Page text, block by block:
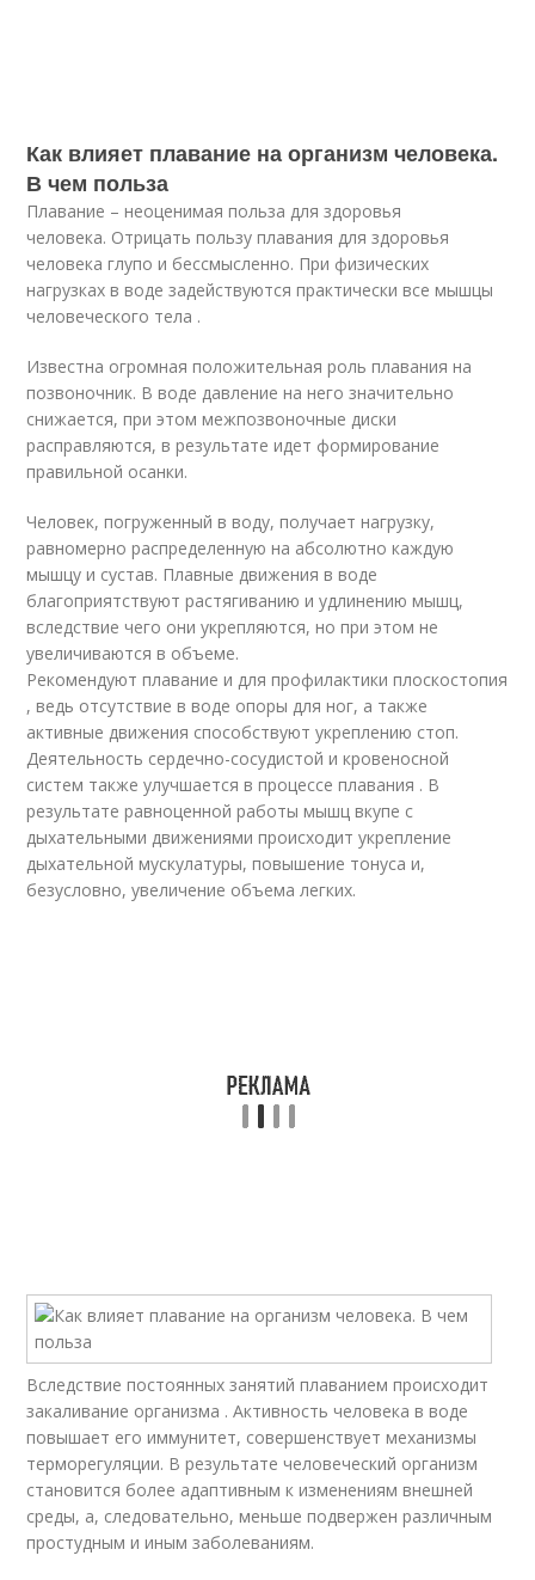
Как влияет плавание на организм человека.
В чем польза
Плавание – неоценимая польза для здоровья
человека. Отрицать пользу плавания для здоровья
человека глупо и бессмысленно. При физических
нагрузках в воде задействуются практически все мышцы
человеческого тела .
Известна огромная положительная роль плавания на
позвоночник. В воде давление на него значительно
снижается, при этом межпозвоночные диски
расправляются, в результате идет формирование
правильной осанки.
Человек, погруженный в воду, получает нагрузку,
равномерно распределенную на абсолютно каждую
мышцу и сустав. Плавные движения в воде
благоприятствуют растягиванию и удлинению мышц,
вследствие чего они укрепляются, но при этом не
увеличиваются в объеме.
Рекомендуют плавание и для профилактики плоскостопия
, ведь отсутствие в воде опоры для ног, а также
активные движения способствуют укреплению стоп.
Деятельность сердечно-сосудистой и кровеносной
систем также улучшается в процессе плавания . В
результате равноценной работы мышц вкупе с
дыхательными движениями происходит укрепление
дыхательной мускулатуры, повышение тонуса и,
безусловно, увеличение объема легких.
Вследствие постоянных занятий плаванием происходит
закаливание организма . Активность человека в воде
повышает его иммунитет, совершенствует механизмы
терморегуляции. В результате человеческий организм
становится более адаптивным к изменениям внешней
среды, а, следовательно, меньше подвержен различным
простудным и иным заболеваниям.